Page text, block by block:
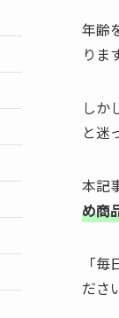
年齢
りま
しか
と迷
本記
め商
「
ださ